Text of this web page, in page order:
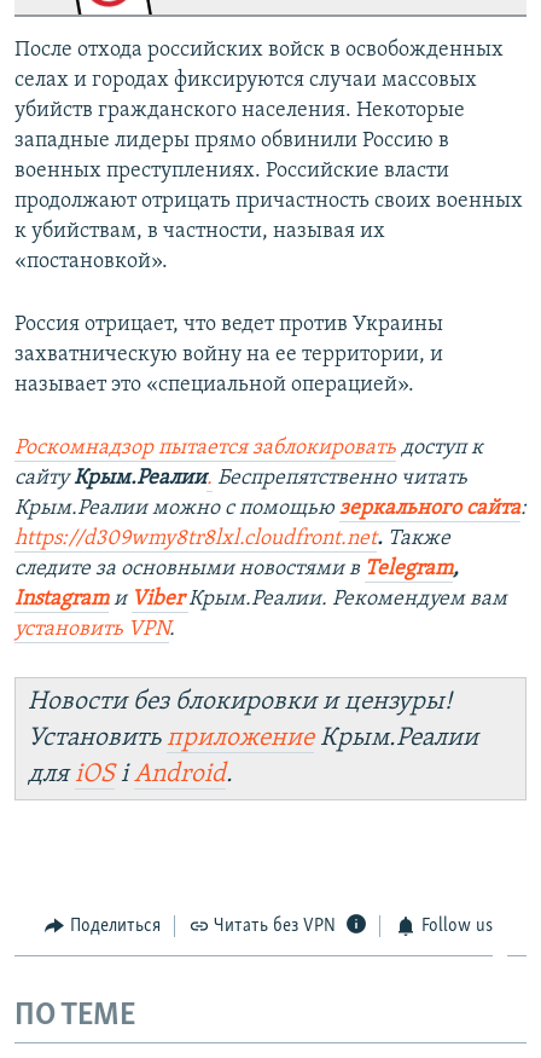
После отхода российских войск в освобожденных
селах и городах фиксируются случаи массовых
убийств гражданского населения. Некоторые
западные лидеры прямо обвинили Россию в
военных преступлениях. Российские власти
продолжают отрицать причастность своих военных
к убийствам, в частности, называя их
«постановкой».
Россия отрицает, что ведет против Украины
захватническую войну на ее территории, и
называет это «специальной операцией».
Роскомнадзор пытается заблокировать доступ к
сайтуКрым.Реалии. Беспрепятственно читать
Крым.Реалии можно с помощью зеркального сайта:
https://d309wmy8tr8lxl.cloudfront.net. Также
следите за основными новостями в Telegram,
Instagramи ViberКрым.Реалии. Рекомендуем вам
установить VPN.
Новости без блокировки и цензуры!
УстановитьприложениеКрым.Реалии
дляiOSіAndroid.
Поделиться Читать без VPN Follow us
ПО ТЕМЕ